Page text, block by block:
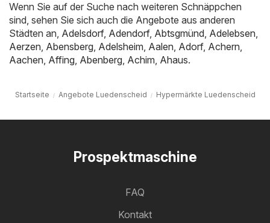
Wenn Sie auf der Suche nach weiteren Schnäppchen
sind, sehen Sie sich auch die Angebote aus anderen
Städten an, Adelsdorf, Adendorf, Abtsgmünd, Adelebsen,
Aerzen, Abensberg, Adelsheim, Aalen, Adorf, Achern,
Aachen, Affing, Abenberg, Achim, Ahaus.
Startseite Angebote Luedenscheid Hypermärkte Luedenscheid
Prospektmaschine
FAQ
Kontakt